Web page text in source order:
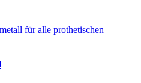
für alle prothetischen